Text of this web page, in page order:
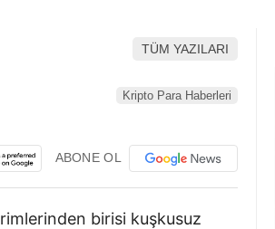
TÜM YAZILARI
Kripto Para Haberleri
ABONE OL
birisi kuşkusuz